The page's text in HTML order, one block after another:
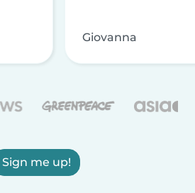
Giovanna
Sign me up!